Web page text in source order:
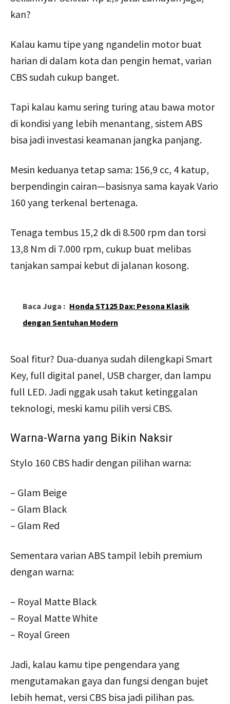
kan?
Kalau kamu tipe yang ngandelin motor buat
harian di dalam kota dan pengin hemat, varian
CBS sudah cukup banget.
Tapi kalau kamu sering turing atau bawa motor
di kondisi yang lebih menantang, sistem ABS
bisa jadi investasi keamanan jangka panjang.
Mesin keduanya tetap sama: 156,9 cc, 4 katup,
berpendingin cairan—basisnya sama kayak Vario
160 yang terkenal bertenaga.
Tenaga tembus 15,2 dk di 8.500 rpm dan torsi
13,8 Nm di 7.000 rpm, cukup buat melibas
tanjakan sampai kebut di jalanan kosong.
Baca Juga : Honda ST125 Dax: Pesona Klasik
dengan Sentuhan Modern
Soal fitur? Dua-duanya sudah dilengkapi Smart
Key, full digital panel, USB charger, dan lampu
full LED. Jadi nggak usah takut ketinggalan
teknologi, meski kamu pilih versi CBS.
Warna-Warna yang Bikin Naksir
Stylo 160 CBS hadir dengan pilihan warna:
– Glam Beige
– Glam Black
– Glam Red
Sementara varian ABS tampil lebih premium
dengan warna:
– Royal Matte Black
– Royal Matte White
– Royal Green
Jadi, kalau kamu tipe pengendara yang
mengutamakan gaya dan fungsi dengan bujet
lebih hemat, versi CBS bisa jadi pilihan pas.